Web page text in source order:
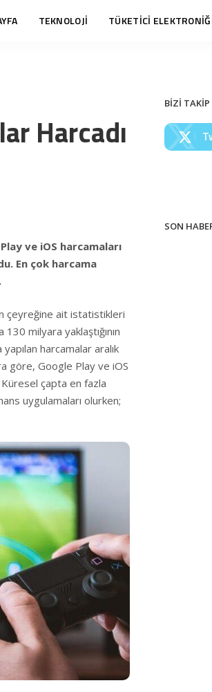
TEKNOLOJİ TÜKETİCİ
Harcadı
ve iOS harcamaları
En çok harcama
çeyreğine ait istatistikleri
milyara yaklaştığının
harcamalar aralık
göre, Google Play ve iOS
Küresel çapta en fazla
uygulamaları olurken;
BİZİ TAKİP
SON